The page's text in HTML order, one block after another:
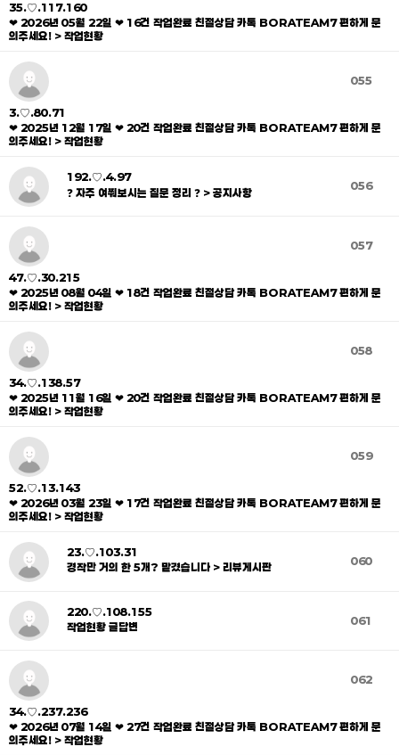
35.♡.117.160
❤ 2026년 05월 22일 ❤ 16건 작업완료 친절상담 카톡 BORATEAM7 편하게 문
의주세요! > 작업현황
055
3.♡.80.71
❤ 2025년 12월 17일 ❤ 20건 작업완료 친절상담 카톡 BORATEAM7 편하게 문
의주세요! > 작업현황
056
192.♡.4.97
❓ 자주 여쭤보시는 질문 정리 ❓ > 공지사항
057
47.♡.30.215
❤ 2025년 08월 04일 ❤ 18건 작업완료 친절상담 카톡 BORATEAM7 편하게 문
의주세요! > 작업현황
058
34.♡.138.57
❤ 2025년 11월 16일 ❤ 20건 작업완료 친절상담 카톡 BORATEAM7 편하게 문
의주세요! > 작업현황
059
52.♡.13.143
❤ 2026년 03월 23일 ❤ 17건 작업완료 친절상담 카톡 BORATEAM7 편하게 문
의주세요! > 작업현황
060
23.♡.103.31
경작만 거의 한 5개? 맡겼습니다 > 리뷰게시판
061
220.♡.108.155
작업현황 글답변
062
34.♡.237.236
❤ 2026년 07월 14일 ❤ 27건 작업완료 친절상담 카톡 BORATEAM7 편하게 문
의주세요! > 작업현황